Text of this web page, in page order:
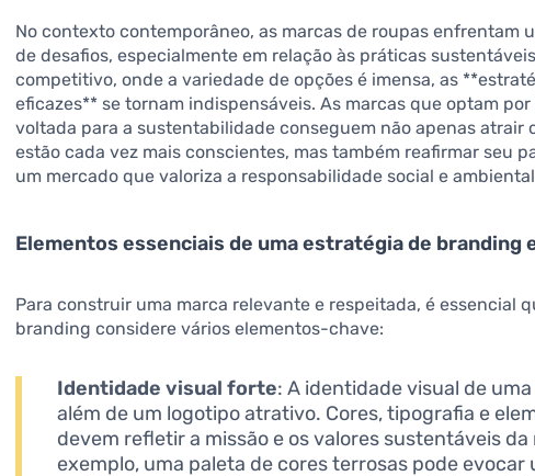
No contexto contemporâneo, as marcas de roupas enfrentam
de desafios, especialmente em relação às práticas
competitivo, onde a variedade de opções é imensa, as
eficazes** se tornam indispensáveis. As marcas que optam
voltada para a sustentabilidade conseguem não apenas atrair
estão cada vez mais conscientes, mas também reafirmar seu
um mercado que valoriza a responsabilidade social e
Elementos essenciais de uma estratégia de branding
Para construir uma marca relevante e respeitada, é essencial
branding considere vários elementos-chave:
Identidade visual forte: A identidade visual de
além de um logotipo atrativo. Cores, tipografia e
devem refletir a missão e os valores sustentáveis da
exemplo, uma paleta de cores terrosas pode evocar